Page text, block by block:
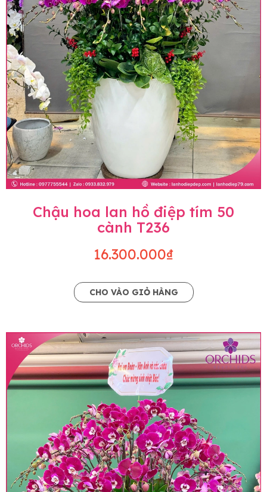
Chậu hoa lan hồ điệp tím 50
cành T236
16.300.000₫
CHO VÀO GIỎ HÀNG